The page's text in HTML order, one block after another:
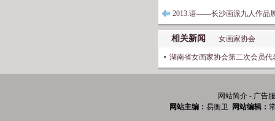
2013.语——长沙画派九人作品
相关新闻 女画家协会
湖南省女画家协会第二次会员代
网站简介 - 广告
网站主编： 易衡卫 网站编辑：